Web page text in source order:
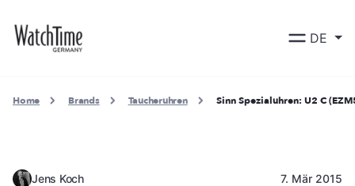
DE
Home Brands Taucheruhren Sinn Spezialuhren: U2 C
Jens Koch 7. Mär 2015